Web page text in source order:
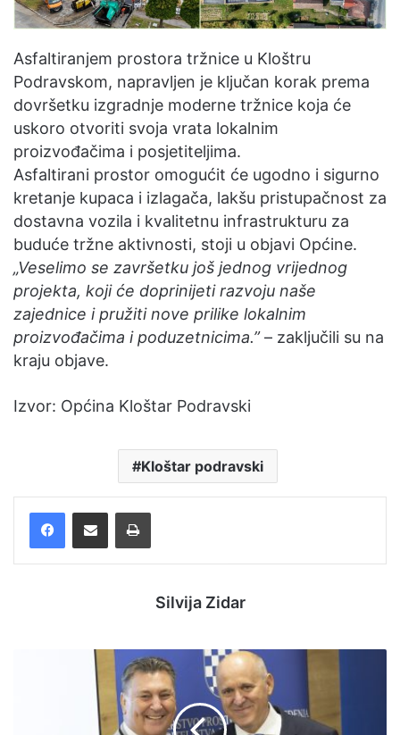
Asfaltiranjem prostora tržnice u Kloštru
Podravskom, napravljen je ključan korak prema
dovršetku izgradnje moderne tržnice koja će
uskoro otvoriti svoja vrata lokalnim
proizvođačima i posjetiteljima.
Asfaltirani prostor omogućit će ugodno i sigurno
kretanje kupaca i izlagača, lakšu pristupačnost za
dostavna vozila i kvalitetnu infrastrukturu za
buduće tržne aktivnosti, stoji u objavi Općine.
„Veselimo se završetku još jednog vrijednog
projekta, koji će doprinijeti razvoju naše
zajednice i pružiti nove prilike lokalnim
proizvođačima i poduzetnicima.”– zaključili su na
kraju objave.
Izvor: Općina Kloštar Podravski
Kloštar podravski
Silvija Zidar